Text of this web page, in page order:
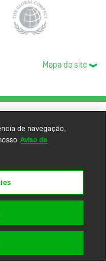
Mapa do site
de navegação,
Aviso de